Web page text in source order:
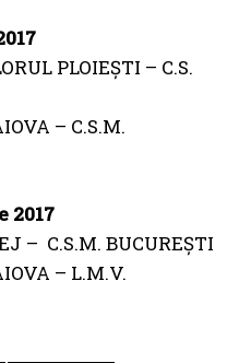
PLOIEŞTI – C.S.
– C.S.M.
2017
– C.S.M. BUCUREŞTI
– L.M.V.